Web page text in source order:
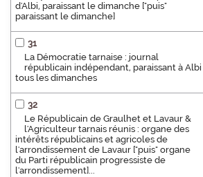
d'Albi, paraissant le dimanche ["puis"
paraissant le dimanche]
31
La Démocratie tarnaise : journal
républicain indépendant, paraissant à Albi
tous les dimanches
32
Le Républicain de Graulhet et Lavaur &
l'Agriculteur tarnais réunis : organe des
intérêts républicains et agricoles de
l'arrondissement de Lavaur ["puis" organe
du Parti républicain progressiste de
l'arrondissement]...